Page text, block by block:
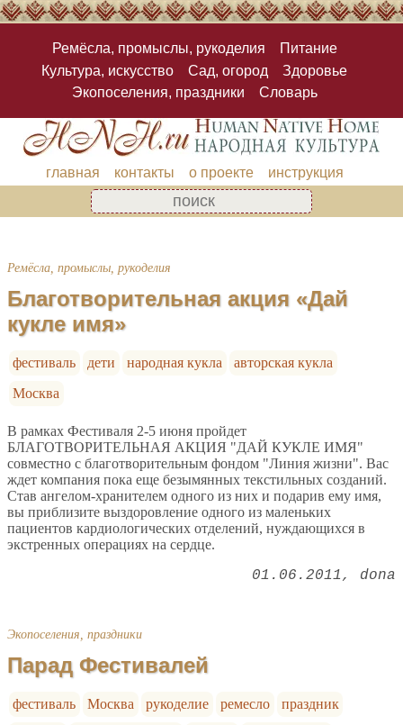
Ремёсла, промыслы, рукоделия
Питание
Культура, искусство
Сад, огород
Здоровье
Экопоселения, праздники
Словарь
главная контакты о проекте инструкция
Ремёсла, промыслы, рукоделия
Благотворительная акция «Дай
кукле имя»
фестиваль дети народная кукла
авторская кукла
Москва
В рамках Фестиваля 2-5 июня пройдет
БЛАГОТВОРИТЕЛЬНАЯ АКЦИЯ "ДАЙ КУКЛЕ ИМЯ"
совместно с благотворительным фондом "Линия жизни". Вас
ждет компания пока еще безымянных текстильных созданий.
Став ангелом-хранителем одного из них и подарив ему имя,
вы приблизите выздоровление одного из маленьких
пациентов кардиологических отделений, нуждающихся в
экстренных операциях на сердце.
01.06.2011 dona
Экопоселения, праздники
Парад Фестивалей
фестиваль Москва рукоделие ремесло
праздник